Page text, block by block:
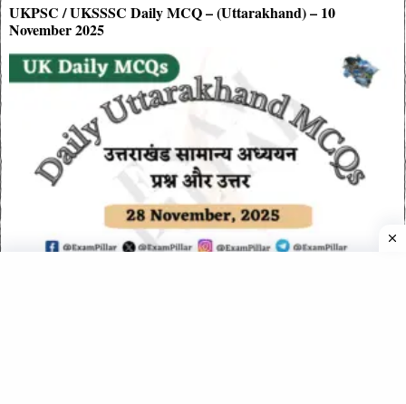
UKPSC / UKSSSC Daily MCQ – (Uttarakhand) – 10
November 2025